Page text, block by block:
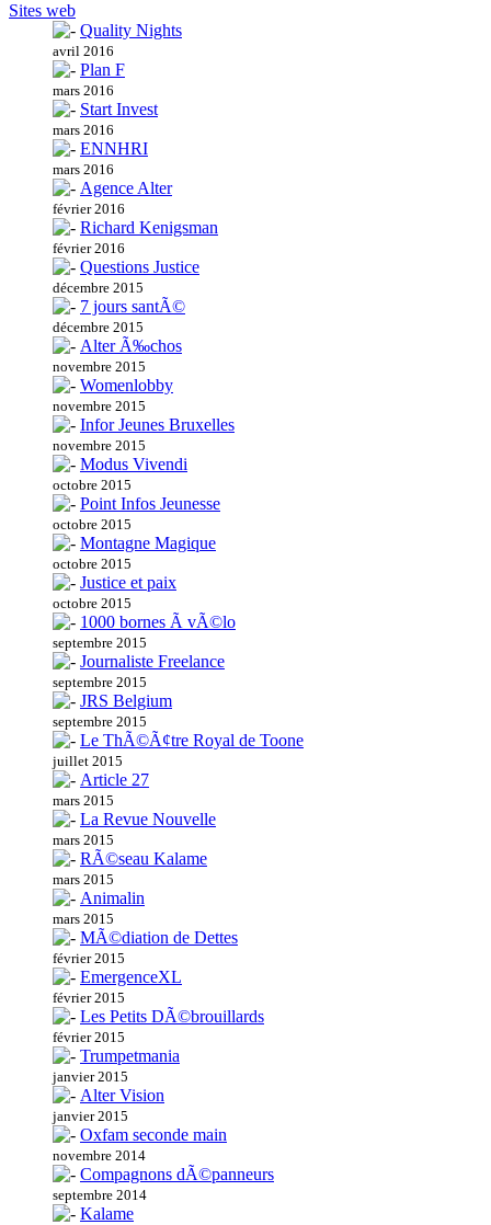
Sites web
Quality Nights
avril 2016
Plan F
mars 2016
Start Invest
mars 2016
ENNHRI
mars 2016
Agence Alter
février 2016
Richard Kenigsman
février 2016
Questions Justice
décembre 2015
7 jours santÃ©
décembre 2015
Alter Ã‰chos
novembre 2015
Womenlobby
novembre 2015
Infor Jeunes Bruxelles
novembre 2015
Modus Vivendi
octobre 2015
Point Infos Jeunesse
octobre 2015
Montagne Magique
octobre 2015
Justice et paix
octobre 2015
1000 bornes Ã vÃ©lo
septembre 2015
Journaliste Freelance
septembre 2015
JRS Belgium
septembre 2015
Le ThÃ©Ã¢tre Royal de Toone
juillet 2015
Article 27
mars 2015
La Revue Nouvelle
mars 2015
RÃ©seau Kalame
mars 2015
Animalin
mars 2015
MÃ©diation de Dettes
février 2015
EmergenceXL
février 2015
Les Petits DÃ©brouillards
février 2015
Trumpetmania
janvier 2015
Alter Vision
janvier 2015
Oxfam seconde main
novembre 2014
Compagnons dÃ©panneurs
septembre 2014
Kalame